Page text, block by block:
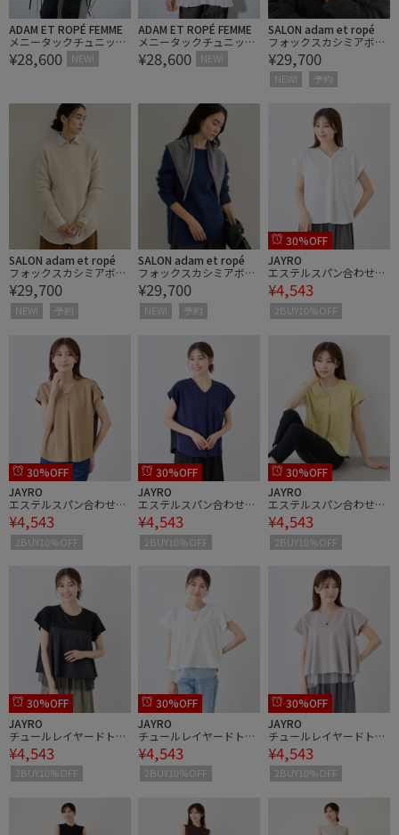
ADAM ET ROPÉ FEMME
メニータックチュニック
シャツ
¥28,600 NEW!
ADAM ET ROPÉ FEMME
メニータックチュニック
シャツ
¥28,600 NEW!
SALON adam et ropé
フォックスカシミアボー
トネックプルオーバー
¥29,700
NEW! 予約
SALON adam et ropé
フォックスカシミアボー
トネックプルオーバー
¥29,700
NEW! 予約
SALON adam et ropé
フォックスカシミアボー
トネックプルオーバー
¥29,700
NEW! 予約
30%OFF
JAYRO
エステルスパン合わせネ
ックプルオーバー
¥4,543
2BUY10%OFF
30%OFF
JAYRO
エステルスパン合わせネ
ックプルオーバー
¥4,543
2BUY10%OFF
30%OFF
JAYRO
エステルスパン合わせネ
ックプルオーバー
¥4,543
2BUY10%OFF
30%OFF
JAYRO
エステルスパン合わせネ
ックプルオーバー
¥4,543
2BUY10%OFF
30%OFF
JAYRO
チュールレイヤードトッ
プス
¥4,543
2BUY10%OFF
30%OFF
JAYRO
チュールレイヤードトッ
プス
¥4,543
2BUY10%OFF
30%OFF
JAYRO
チュールレイヤードトッ
プス
¥4,543
2BUY10%OFF